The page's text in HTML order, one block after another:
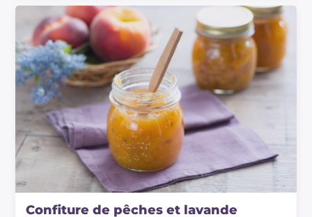
Confiture de pêches et lavande